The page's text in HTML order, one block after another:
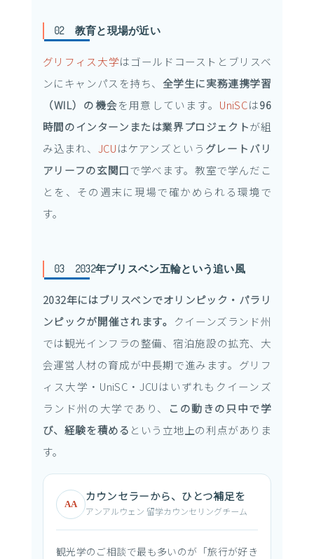
02 教育と現場が近い
グリフィス大学はゴールドコーストとブリスベ
ンにキャンパスを持ち、 全学生に実務連携学習
（WIL）の機会を用意しています。 UniSCは96
時間のインターンまたは業界プロジェクトが組
み込まれ、JCUはケアンズという グレートバリ
アリーフの玄関口で学べます。教室で学んだこ
とを、その週末に現場で確かめられる環境で
す。
03 2032年ブリスベン五輪という追い風
2032年にはブリスベンでオリンピック・パラリ
ンピックが開催されます。 クイーンズランド州
では観光インフラの整備、宿泊施設の拡充、大
会運営人材の育成が中長期で進みます。グリフ
ィス大学・UniSC・JCUはいずれもクイーンズ
ランド州の大学であり、
この動きの只中で学
び、経験を積める という立地上の利点がありま
す。
AA
カウンセラーから、ひとつ補足を
アンアルウェン 留学カウンセリングチーム
観光学のご相談で最も多いのが「旅行が好き